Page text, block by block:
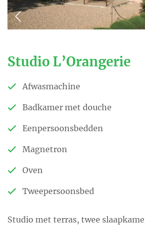
Studio L’Orangerie
Afwasmachine
Badkamer met douche
Eenpersoonsbedden
Magnetron
Oven
Tweepersoonsbed
Studio met terras, twee